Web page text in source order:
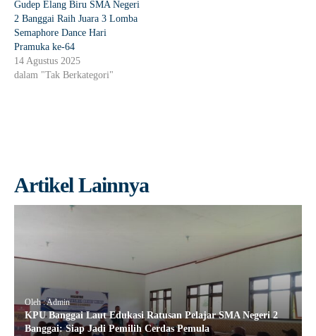
Gudep Elang Biru SMA Negeri
2 Banggai Raih Juara 3 Lomba
Semaphore Dance Hari
Pramuka ke-64
14 Agustus 2025
dalam "Tak Berkategori"
Artikel Lainnya
Oleh : Admin
KPU Banggai Laut Edukasi Ratusan Pelajar SMA Negeri 2
Banggai: Siap Jadi Pemilih Cerdas Pemula